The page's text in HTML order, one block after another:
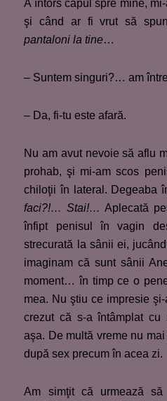
A întors capul spre mine,
şi când ar fi vrut să
pantaloni la tine…
– Suntem singuri?… am
– Da, fi-tu este afară.
Nu am avut nevoie să aflu
prohab, şi mi-am scos
chiloţii în lateral. Degeaba
faci?!… Stai!… Aplecată
înfipt penisul în vagin
strecurată la sânii ei,
imaginam că sunt sânii
moment… în timp ce o
mea. Nu ştiu ce impresie
crezut că s-a întâmplat cu
aşa. De multă vreme nu
după sex precum în acea zi.
Am simţit că urmează